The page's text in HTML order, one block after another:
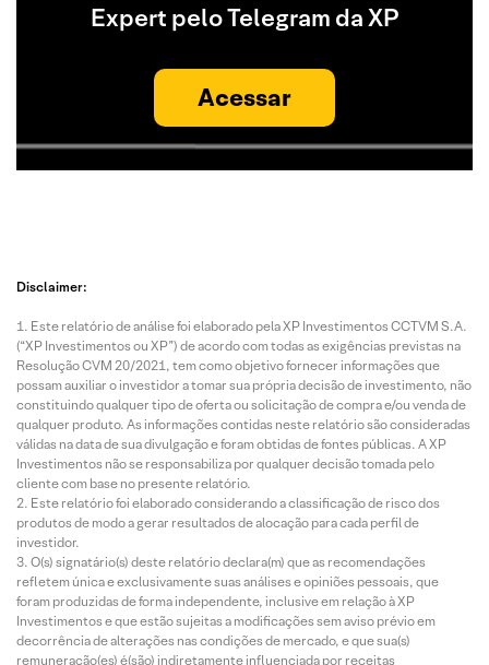
Expert pelo Telegram da XP
Acessar
Disclaimer:
Este relatório de análise foi elaborado pela XP Investimentos CCTVM S.A.
(“XP Investimentos ou XP”) de acordo com todas as exigências previstas na
Resolução CVM 20/2021, tem como objetivo fornecer informações que
possam auxiliar o investidor a tomar sua própria decisão de investimento, não
constituindo qualquer tipo de oferta ou solicitação de compra e/ou venda de
qualquer produto. As informações contidas neste relatório são consideradas
válidas na data de sua divulgação e foram obtidas de fontes públicas. A XP
Investimentos não se responsabiliza por qualquer decisão tomada pelo
cliente com base no presente relatório.
Este relatório foi elaborado considerando a classificação de risco dos
produtos de modo a gerar resultados de alocação para cada perfil de
investidor.
O(s) signatário(s) deste relatório declara(m) que as recomendações
refletem única e exclusivamente suas análises e opiniões pessoais, que
foram produzidas de forma independente, inclusive em relação à XP
Investimentos e que estão sujeitas a modificações sem aviso prévio em
decorrência de alterações nas condições de mercado, e que sua(s)
remuneração(es) é(são) indiretamente influenciada por receitas